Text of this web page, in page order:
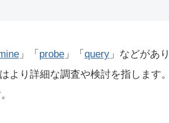
」「 probe 」「 query 」などがあり
より詳細な調査や検討を指します。